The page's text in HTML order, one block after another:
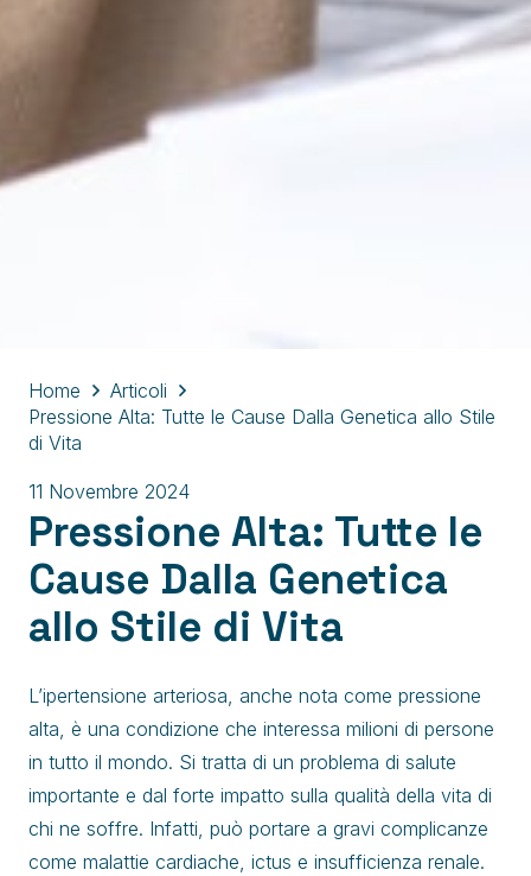
Home
Articoli
Pressione Alta: Tutte le Cause Dalla Genetica allo Stile
di Vita
11 Novembre 2024
Pressione Alta: Tutte le
Cause Dalla Genetica
allo Stile di Vita
L’ipertensione arteriosa, anche nota come pressione
alta, è una condizione che interessa milioni di persone
in tutto il mondo. Si tratta di un problema di salute
importante e dal forte impatto sulla qualità della vita di
chi ne soffre. Infatti, può portare a gravi complicanze
come malattie cardiache, ictus e insufficienza renale.